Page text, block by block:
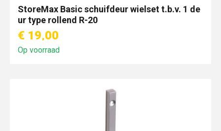
StoreMax Basic schuifdeur wielset t.b.v. 1 de
ur type rollend R-20
€ 19,00
Op voorraad